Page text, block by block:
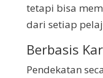
tetapi bisa
dari setiap
Berbasis
Pendekatan